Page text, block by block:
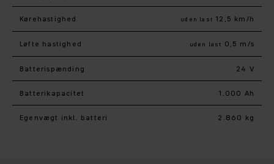
Kørehastighed uden last 12,5 km/h
Løfte hastighed uden last 0,5 m/s
Batterispænding 24 V
Batterikapacitet 1.000 Ah
Egenvægt inkl. batteri 2.860 kg